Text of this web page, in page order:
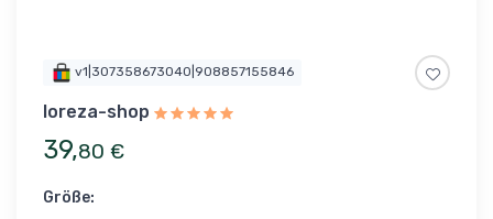
v1|307358673040|908857155846
loreza-shop
39,80 €
Größe: